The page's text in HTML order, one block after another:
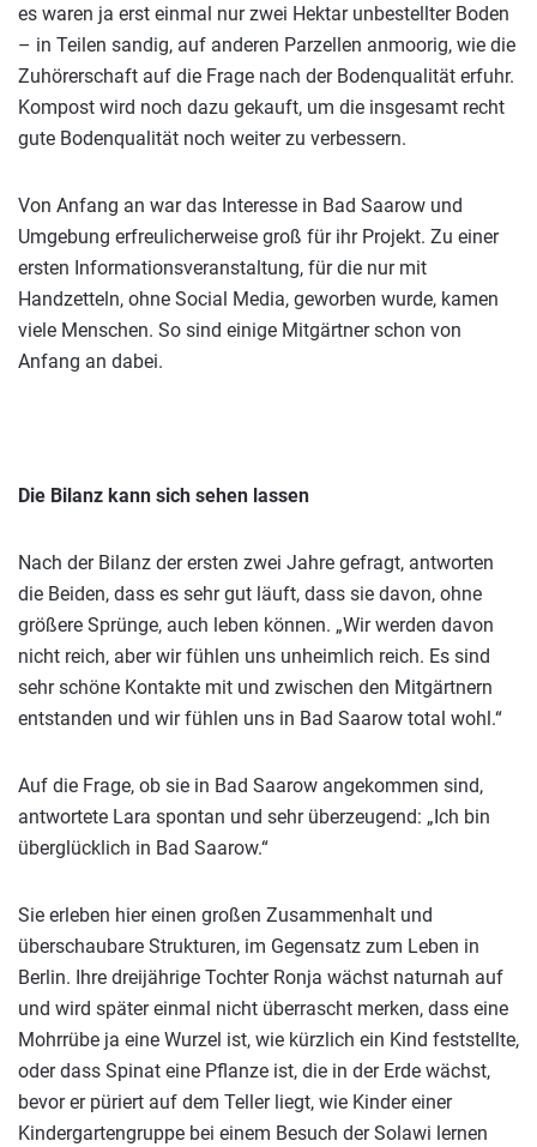
es waren ja erst einmal nur zwei Hektar unbestellter Boden
– in Teilen sandig, auf anderen Parzellen anmoorig, wie die
Zuhörerschaft auf die Frage nach der Bodenqualität erfuhr.
Kompost wird noch dazu gekauft, um die insgesamt recht
gute Bodenqualität noch weiter zu verbessern.
Von Anfang an war das Interesse in Bad Saarow und
Umgebung erfreulicherweise groß für ihr Projekt. Zu einer
ersten Informationsveranstaltung, für die nur mit
Handzetteln, ohne Social Media, geworben wurde, kamen
viele Menschen. So sind einige Mitgärtner schon von
Anfang an dabei.
Die Bilanz kann sich sehen lassen
Nach der Bilanz der ersten zwei Jahre gefragt, antworten
die Beiden, dass es sehr gut läuft, dass sie davon, ohne
größere Sprünge, auch leben können. „Wir werden davon
nicht reich, aber wir fühlen uns unheimlich reich. Es sind
sehr schöne Kontakte mit und zwischen den Mitgärtnern
entstanden und wir fühlen uns in Bad Saarow total wohl.“
Auf die Frage, ob sie in Bad Saarow angekommen sind,
antwortete Lara spontan und sehr überzeugend: „Ich bin
überglücklich in Bad Saarow.“
Sie erleben hier einen großen Zusammenhalt und
überschaubare Strukturen, im Gegensatz zum Leben in
Berlin. Ihre dreijährige Tochter Ronja wächst naturnah auf
und wird später einmal nicht überrascht merken, dass eine
Mohrrübe ja eine Wurzel ist, wie kürzlich ein Kind feststellte,
oder dass Spinat eine Pflanze ist, die in der Erde wächst,
bevor er püriert auf dem Teller liegt, wie Kinder einer
Kindergartengruppe bei einem Besuch der Solawi lernen